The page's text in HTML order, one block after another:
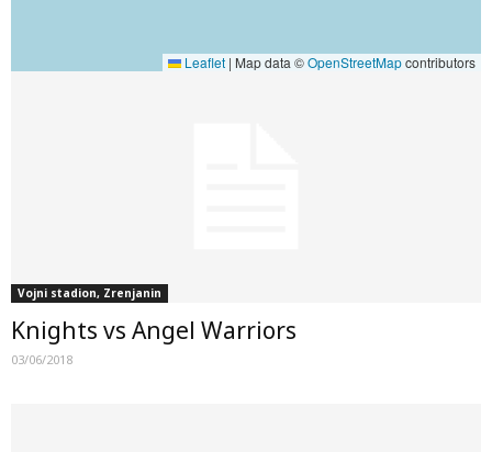
Leaflet | Map data ©OpenStreetMapcontributors
Vojni stadion, Zrenjanin
Knights vs Angel Warriors
03/06/2018